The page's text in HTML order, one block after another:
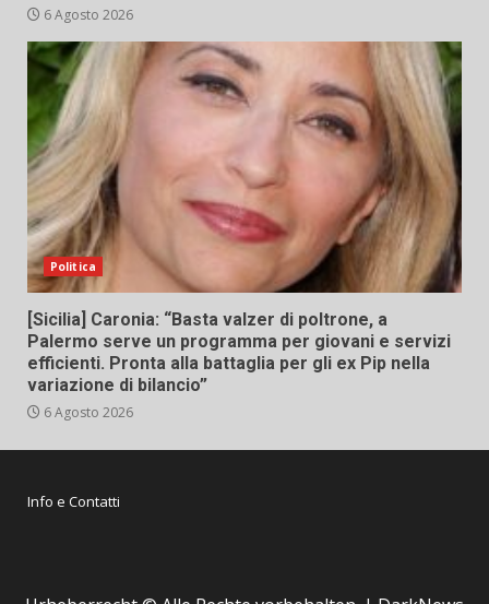
6 Agosto 2026
Politica
[Sicilia] Caronia: “Basta valzer di poltrone, a
Palermo serve un programma per giovani e servizi
efficienti. Pronta alla battaglia per gli ex Pip nella
variazione di bilancio”
6 Agosto 2026
Info e Contatti